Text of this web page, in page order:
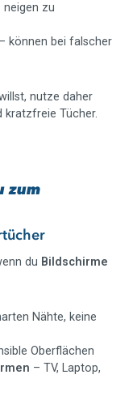
neigen zu
– können bei falscher
nutze daher
kratzfreie Tücher.
zum
du Bildschirme
Nähte, keine
Oberflächen
– TV, Laptop,